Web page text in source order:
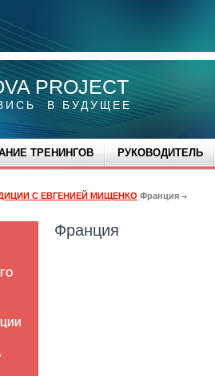
PROJECT
В БУДУЩЕЕ
ТРЕНИНГОВ РУКОВОДИТЕЛЬ
С ЕВГЕНИЕЙ МИЩЕНКО Франция
Франция